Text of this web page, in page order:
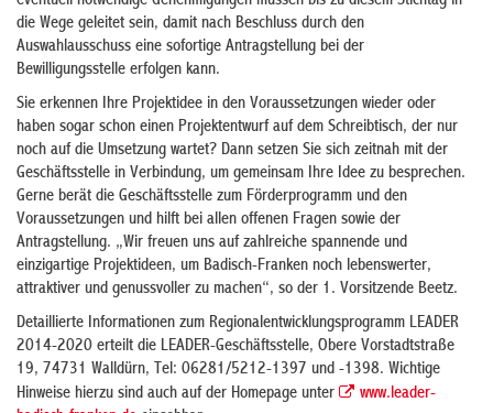
die Wege geleitet sein, damit nach Beschluss durch den
Auswahlausschuss eine sofortige Antragstellung bei der
Bewilligungsstelle erfolgen kann.
Sie erkennen Ihre Projektidee in den Voraussetzungen wieder oder
haben sogar schon einen Projektentwurf auf dem Schreibtisch, der nur
noch auf die Umsetzung wartet? Dann setzen Sie sich zeitnah mit der
Geschäftsstelle in Verbindung, um gemeinsam Ihre Idee zu besprechen.
Gerne berät die Geschäftsstelle zum Förderprogramm und den
Voraussetzungen und hilft bei allen offenen Fragen sowie der
Antragstellung. „Wir freuen uns auf zahlreiche spannende und
einzigartige Projektideen, um Badisch-Franken noch lebenswerter,
attraktiver und genussvoller zu machen“, so der 1. Vorsitzende Beetz.
Detaillierte Informationen zum Regionalentwicklungsprogramm LEADER
2014-2020 erteilt die LEADER-Geschäftsstelle, Obere Vorstadtstraße
19, 74731 Walldürn, Tel: 06281/5212-1397 und -1398. Wichtige
Hinweise hierzu sind auch auf der Homepage unter
www.leader-